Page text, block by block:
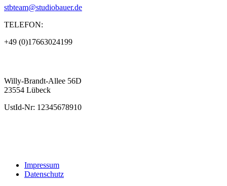
stbteam@studiobauer.de
TELEFON:
+49 (0)17663024199
Willy-Brandt-Allee 56D
23554 Lübeck
UstId-Nr: 12345678910
Impressum
Datenschutz